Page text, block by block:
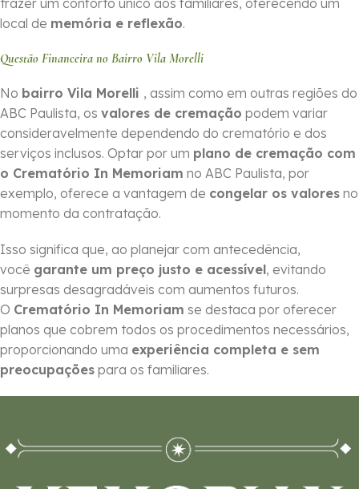
trazer um conforto único aos familiares, oferecendo um
local de memória e reflexão.
Questão Financeira no Bairro Vila Morelli
No bairro Vila Morelli , assim como em outras regiões do
ABC Paulista, os valores de cremação podem variar
consideravelmente dependendo do crematório e dos
serviços inclusos. Optar por um plano de cremação com
o Crematório In Memoriam no ABC Paulista, por
exemplo, oferece a vantagem de congelar os valores no
momento da contratação.
Isso significa que, ao planejar com antecedência,
você garante um preço justo e acessível, evitando
surpresas desagradáveis com aumentos futuros.
O Crematório In Memoriam se destaca por oferecer
planos que cobrem todos os procedimentos necessários,
proporcionando uma experiência completa e sem
preocupações para os familiares.